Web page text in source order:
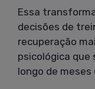
Essa
decisões de
recuperação
psicológica que
longo de meses